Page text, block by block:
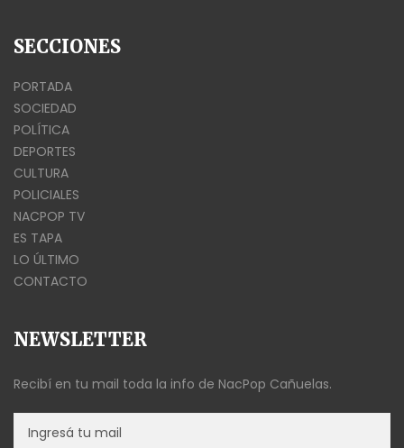
SECCIONES
PORTADA
SOCIEDAD
POLÍTICA
DEPORTES
CULTURA
POLICIALES
NACPOP TV
ES TAPA
LO ÚLTIMO
CONTACTO
NEWSLETTER
Recibí en tu mail toda la info de NacPop Cañuelas.